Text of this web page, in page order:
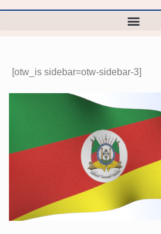
[otw_is sidebar=otw-sidebar-3]